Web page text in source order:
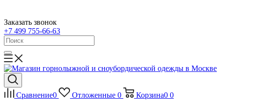
Заказать звонок
+7 499 755-66-63
Сравнение0 Отложенные 0 Корзина0 0